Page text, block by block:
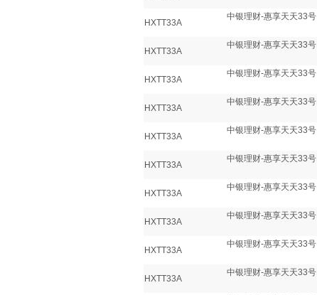
HXTT33A
中银理财-惠享天天33号
HXTT33A
中银理财-惠享天天33号
HXTT33A
中银理财-惠享天天33号
HXTT33A
中银理财-惠享天天33号
HXTT33A
中银理财-惠享天天33号
HXTT33A
中银理财-惠享天天33号
HXTT33A
中银理财-惠享天天33号
HXTT33A
中银理财-惠享天天33号
HXTT33A
中银理财-惠享天天33号
HXTT33A
中银理财-惠享天天33号